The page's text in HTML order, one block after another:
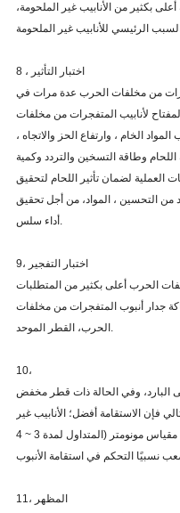
بكثير من الأنابيب غير الملحومة،
8 ، اختبار التأثير
من مخلفات الحرب عدة مرات في
لأنابيب المتفجرات من مخلفات
الخام ، وارتفاع الحز والاتجاه ،
وطاقة التسخين والتردد وكمية
العملية لضمان تأثير اللحام لتحقيق
مزيد من التحسين ، المواد، من أجل تحقيق
أداء سلس.
9، اختبار التفجير
الحرب أعلى بكثير من المتطلبات
جدار أنبوب المتفجرات من مخلفات
الحرب، القطر الموحد.
10،
البارد، وفي الحالة ذات قطر مخفض
فإن الاستقامة أفضل؛ الأنابيب غير
الملحومة في الحالة البلاستيكية للقولبة، مع مقياس مونومتر (المتداول لمدة 3 ~ 4
11، المظهر